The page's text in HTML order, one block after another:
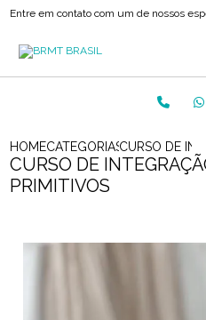
Entre em contato com um de nossos
HOMECATEGORIASCURSO DE
CURSO DE
PRIMITIVOS